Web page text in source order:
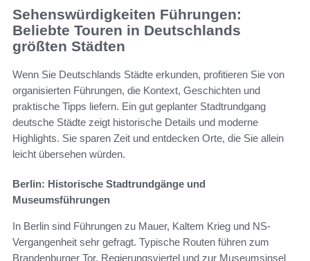
Sehenswürdigkeiten Führungen:
Beliebte Touren in Deutschlands
größten Städten
Wenn Sie Deutschlands Städte erkunden, profitieren Sie von
organisierten Führungen, die Kontext, Geschichten und
praktische Tipps liefern. Ein gut geplanter Stadtrundgang
deutsche Städte zeigt historische Details und moderne
Highlights. Sie sparen Zeit und entdecken Orte, die Sie allein
leicht übersehen würden.
Berlin: Historische Stadtrundgänge und
Museumsführungen
In Berlin sind Führungen zu Mauer, Kaltem Krieg und NS-
Vergangenheit sehr gefragt. Typische Routen führen zum
Brandenburger Tor, Regierungsviertel und zur Museumsinsel